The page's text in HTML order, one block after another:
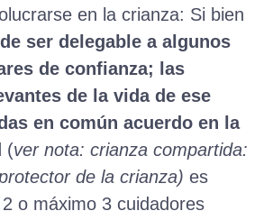
en la crianza: Si bien
ser delegable a algunos
de confianza; las
de la vida de ese
en común acuerdo en la
(ver nota: crianza compartida:
de la crianza) es
o máximo 3 cuidadores